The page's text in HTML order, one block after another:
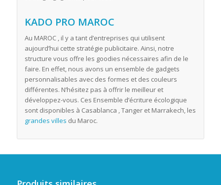
KADO PRO MAROC
Au MAROC , il y a tant d’entreprises qui utilisent
aujourd’hui cette stratégie publicitaire. Ainsi, notre
structure vous offre les goodies nécessaires afin de le
faire. En effet, nous avons un ensemble de gadgets
personnalisables avec des formes et des couleurs
différentes. N’hésitez pas à offrir le meilleur et
développez-vous. Ces Ensemble d’écriture écologique
sont disponibles à Casablanca , Tanger et Marrakech, les
grandes villes du Maroc.